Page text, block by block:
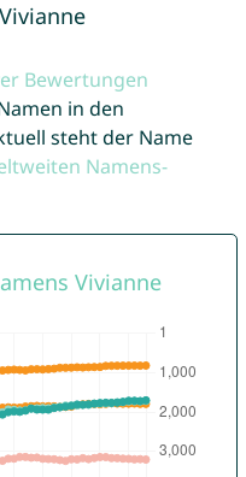
Bewertungen
in den
steht der Name
Namens-